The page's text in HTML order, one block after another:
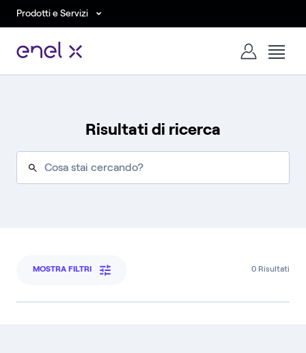
Prodotti e Servizi
Risultati di ricerca
MOSTRA FILTRI 0 Risultati